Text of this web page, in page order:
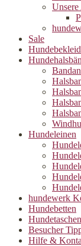
Sale
Hundeleinen
hundewerk
Hundebetten
Hundetaschen
Besucher
Hilfe &